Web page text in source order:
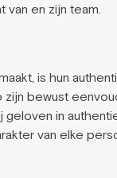
van en zijn team.
is hun
bewust
geloven in
van elke